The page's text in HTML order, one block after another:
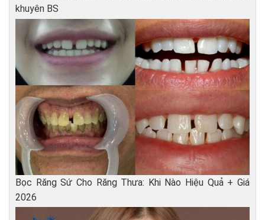
khuyên BS
Bọc Răng Sứ Cho Răng Thưa: Khi Nào Hiệu Quả + Giá
2026